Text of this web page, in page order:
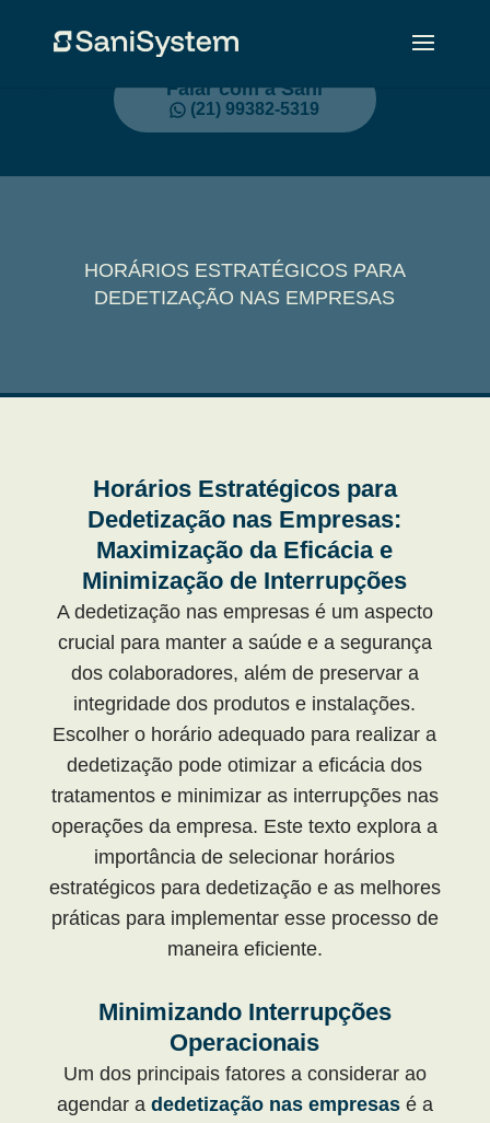
Falar com a Sani
(21) 99382-5319
HORÁRIOS ESTRATÉGICOS PARA
DEDETIZAÇÃO NAS EMPRESAS
Horários Estratégicos para
Dedetização nas Empresas:
Maximização da Eficácia e
Minimização de Interrupções
A dedetização nas empresas é um aspecto
crucial para manter a saúde e a segurança
dos colaboradores, além de preservar a
integridade dos produtos e instalações.
Escolher o horário adequado para realizar a
dedetização pode otimizar a eficácia dos
tratamentos e minimizar as interrupções nas
operações da empresa. Este texto explora a
importância de selecionar horários
estratégicos para dedetização e as melhores
práticas para implementar esse processo de
maneira eficiente.
Minimizando Interrupções
Operacionais
Um dos principais fatores a considerar ao
agendar a dedetização nas empresasé a